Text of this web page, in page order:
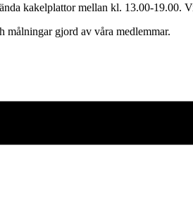
kakelplattor mellan kl. 13.00-19.00.
målningar gjord av våra medlemmar.